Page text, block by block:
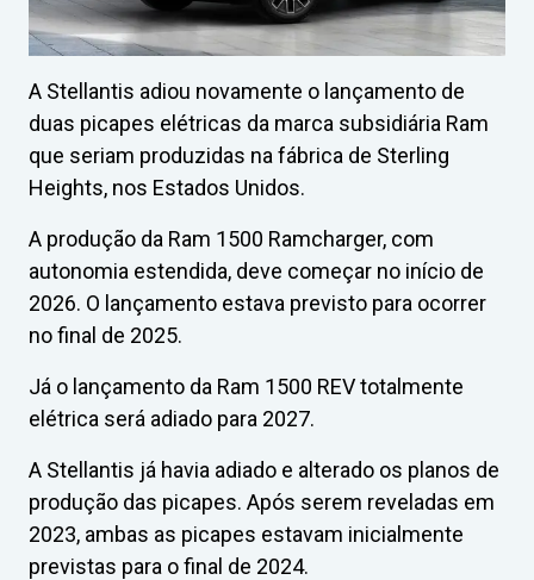
A Stellantis adiou novamente o lançamento de
duas picapes elétricas da marca subsidiária Ram
que seriam produzidas na fábrica de Sterling
Heights, nos Estados Unidos.
A produção da Ram 1500 Ramcharger, com
autonomia estendida, deve começar no início de
2026. O lançamento estava previsto para ocorrer
no final de 2025.
Já o lançamento da Ram 1500 REV totalmente
elétrica será adiado para 2027.
A Stellantis já havia adiado e alterado os planos de
produção das picapes. Após serem reveladas em
2023, ambas as picapes estavam inicialmente
previstas para o final de 2024.